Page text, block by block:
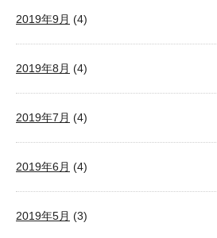
2019年9月 (4)
2019年8月 (4)
2019年7月 (4)
2019年6月 (4)
2019年5月 (3)